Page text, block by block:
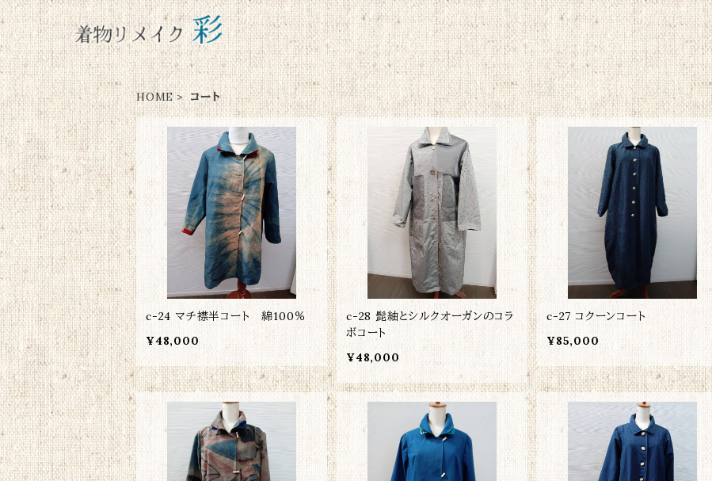
HOME コート
c-24 マチ襟半コート 綿100％
¥48,000
c-28 髭紬とシルクオーガンのコラ
ボコート
¥48,000
c-27 コクーンコート
¥85,000